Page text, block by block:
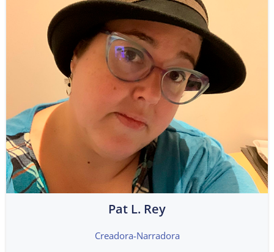
Pat L. Rey
Creadora-Narradora